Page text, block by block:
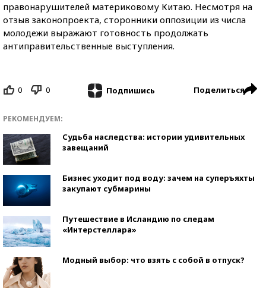
правонарушителей материковому Китаю. Несмотря на
отзыв законопроекта, сторонники оппозиции из числа
молодежи выражают готовность продолжать
антиправительственные выступления.
0 0 Подпишись Поделиться
РЕКОМЕНДУЕМ:
Судьба наследства: истории удивительных
завещаний
Бизнес уходит под воду: зачем на суперъяхты
закупают субмарины
Путешествие в Исландию по следам
«Интерстеллара»
Модный выбор: что взять с собой в отпуск?